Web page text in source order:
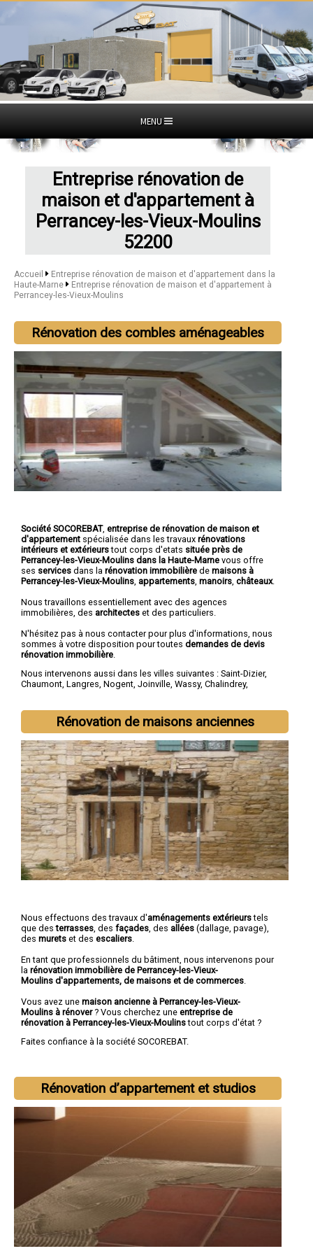
MENU
Entreprise rénovation de
maison et d'appartement à
Perrancey-les-Vieux-Moulins
52200
Accueil
Entreprise rénovation de maison et d'appartement dans la
Haute-Marne
Entreprise rénovation de maison et d'appartement à
Perrancey-les-Vieux-Moulins
Rénovation des combles aménageables
Société SOCOREBAT, entreprise de rénovation de maison et
d'appartement spécialisée dans les travaux rénovations
intérieurs et extérieurstout corps d'etats située près de
Perrancey-les-Vieux-Moulins dans la Haute-Marne vous offre
ses services dans la rénovation immobilière de maisons à
Perrancey-les-Vieux-Moulins appartements manoirs châteaux.
Nous travaillons essentiellement avec des agences
immobilières, des architectes et des particuliers.
N'hésitez pas à nous contacter pour plus d'informations, nous
sommes à votre disposition pour toutes demandes de devis
rénovation immobilière
Nous intervenons aussi dans les villes suivantes : Saint-Dizier,
Chaumont, Langres, Nogent, Joinville, Wassy, Chalindrey,
Rénovation de maisons anciennes
Nous effectuons des travaux d'aménagements extérieurstels
que desterrasses , des façades , des allées (dallage, pavage),
des murets et des escaliers
En tant que professionnels du bâtiment, nous intervenons pour
la rénovation immobilière de Perrancey-les-Vieux-
Moulins d'appartements, de maisons et de commerces
Vous avez une maison ancienne à Perrancey-les-Vieux-
Moulins à rénover? Vous cherchez une entreprise de
rénovation à Perrancey-les-Vieux-Moulinstout corps d'état ?
Faites confiance à la société SOCOREBAT.
Rénovation d’appartement et studios